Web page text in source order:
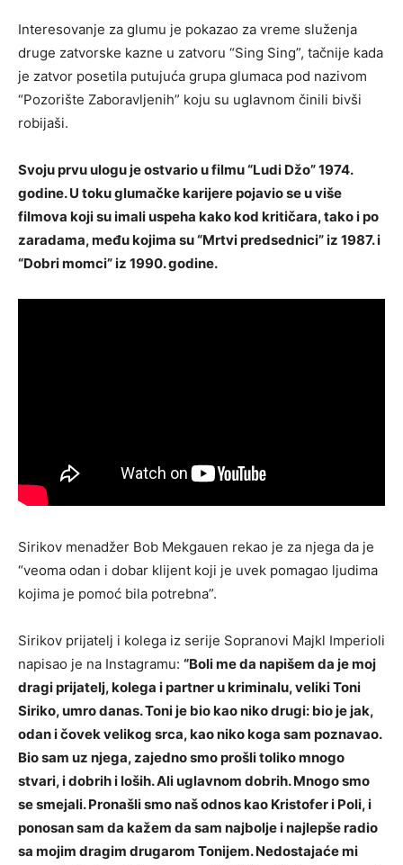
Interesovanje za glumu je pokazao za vreme služenja
druge zatvorske kazne u zatvoru “Sing Sing”, tačnije kada
je zatvor posetila putujuća grupa glumaca pod nazivom
“Pozorište Zaboravljenih” koju su uglavnom činili bivši
robijaši.
Svoju prvu ulogu je ostvario u filmu “Ludi Džo” 1974.
godine. U toku glumačke karijere pojavio se u više
filmova koji su imali uspeha kako kod kritičara, tako i po
zaradama, među kojima su “Mrtvi predsednici” iz 1987. i
“Dobri momci” iz 1990. godine.
Sirikov menadžer Bob Mekgauen rekao je za njega da je
“veoma odan i dobar klijent koji je uvek pomagao ljudima
kojima je pomoć bila potrebna”.
Sirikov prijatelj i kolega iz serije Sopranovi Majkl Imperioli
napisao je na Instagramu: “Boli me da napišem da je moj
dragi prijatelj, kolega i partner u kriminalu, veliki Toni
Siriko, umro danas. Toni je bio kao niko drugi: bio je jak,
odan i čovek velikog srca, kao niko koga sam poznavao.
Bio sam uz njega, zajedno smo prošli toliko mnogo
stvari, i dobrih i loših. Ali uglavnom dobrih. Mnogo smo
se smejali. Pronašli smo naš odnos kao Kristofer i Poli, i
ponosan sam da kažem da sam najbolje i najlepše radio
sa mojim dragim drugarom Tonijem. Nedostajaće mi